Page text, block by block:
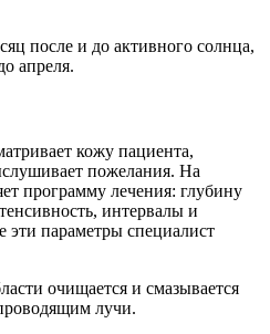
после и до активного солнца,
апреля.
кожу пациента,
пожелания. На
программу лечения: глубину
интервалы и
эти параметры специалист
очищается и смазывается
лучи.